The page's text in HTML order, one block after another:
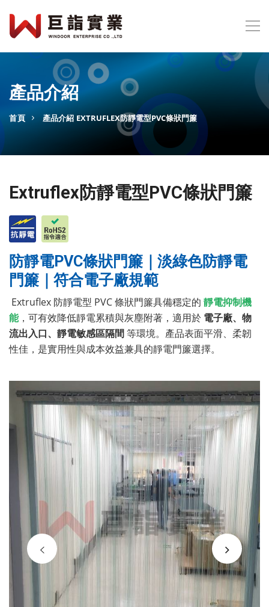
產品介紹
首頁 產品介紹 EXTRUFLEX防靜電型PVC條狀門簾
Extruflex防靜電型PVC條狀門簾
防靜電PVC條狀門簾｜淡綠色防靜電
門簾｜符合電子廠規範
Extruflex 防靜電型 PVC 條狀門簾具備穩定的 靜電抑制機
能，可有效降低靜電累積與灰塵附著，適用於 電子廠、物
流出入口、靜電敏感區隔間等環境。產品表面平滑、柔韌
性佳，是實用性與成本效益兼具的靜電門簾選擇。